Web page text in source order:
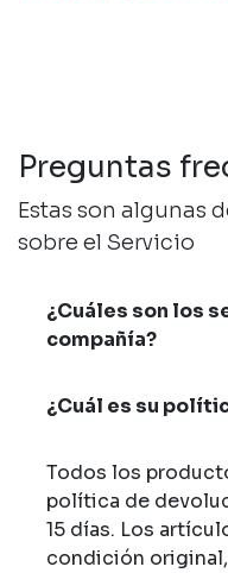
Preguntas
Estas son algunas
sobre el Servicio
¿Cuáles son los
compañía?
¿Cuál es su
Todos los
política de
15 días. Los
condición